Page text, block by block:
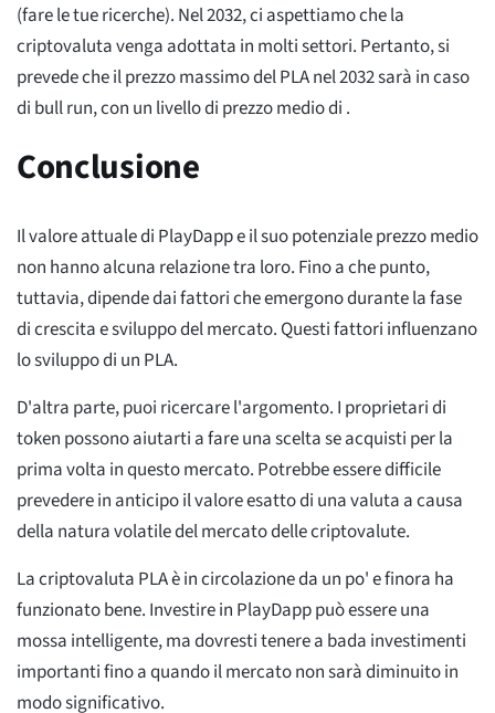
(fare le tue ricerche). Nel 2032, ci aspettiamo che la
criptovaluta venga adottata in molti settori. Pertanto, si
prevede che il prezzo massimo del PLA nel 2032 sarà in caso
di bull run, con un livello di prezzo medio di .
Conclusione
Il valore attuale di PlayDapp e il suo potenziale prezzo medio
non hanno alcuna relazione tra loro. Fino a che punto,
tuttavia, dipende dai fattori che emergono durante la fase
di crescita e sviluppo del mercato. Questi fattori influenzano
lo sviluppo di un PLA.
D'altra parte, puoi ricercare l'argomento. I proprietari di
token possono aiutarti a fare una scelta se acquisti per la
prima volta in questo mercato. Potrebbe essere difficile
prevedere in anticipo il valore esatto di una valuta a causa
della natura volatile del mercato delle criptovalute.
La criptovaluta PLA è in circolazione da un po' e finora ha
funzionato bene. Investire in PlayDapp può essere una
mossa intelligente, ma dovresti tenere a bada investimenti
importanti fino a quando il mercato non sarà diminuito in
modo significativo.